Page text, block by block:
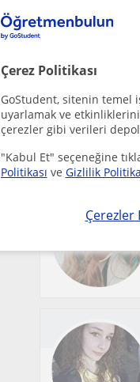
Çerez Politikası
GoStudent, sitenin temel
uyarlamak ve
çerezler gibi verileri
"Kabul Et" seçeneğine
Politikası ve Gizlilik
Çerezler